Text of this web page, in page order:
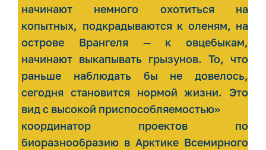
начинают немного охотиться на
копытных, подкрадываются к оленям, на
острове Врангеля — к овцебыкам,
начинают выкапывать грызунов. То, что
раньше наблюдать бы не довелось,
сегодня становится нормой жизни. Это
вид с высокой приспособляемостью»
координатор проектов по
биоразнообразию в Арктике Всемирного